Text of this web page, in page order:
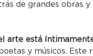
de grandes obras y
arte está
y músicos. Este